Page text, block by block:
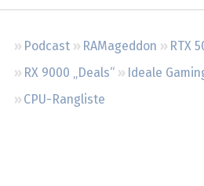
Podcast RAMageddon
RTX
RX 9000 „Deals“
Ideale
CPU-Rangliste